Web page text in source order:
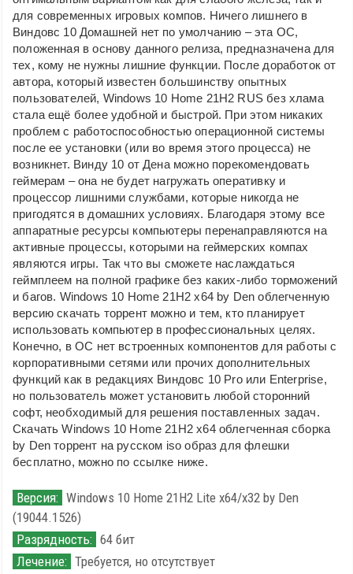
для современных игровых компов. Ничего лишнего в
Виндовс 10 Домашней нет по умолчанию – эта ОС,
положенная в основу данного релиза, предназначена для
тех, кому не нужны лишние функции. После доработок от
автора, который известен большинству опытных
пользователей, Windows 10 Home 21H2 RUS без хлама
стала ещё более удобной и быстрой. При этом никаких
проблем с работоспособностью операционной системы
после ее установки (или во время этого процесса) не
возникнет. Винду 10 от Дена можно порекомендовать
геймерам – она не будет нагружать оперативку и
процессор лишними службами, которые никогда не
пригодятся в домашних условиях. Благодаря этому все
аппаратные ресурсы компьютеры перенаправляются на
активные процессы, которыми на геймерских компах
являются игры. Так что вы сможете наслаждаться
геймплеем на полной графике без каких-либо торможений
и багов. Windows 10 Home 21H2 x64 by Den облегченную
версию скачать торрент можно и тем, кто планирует
использовать компьютер в профессиональных целях.
Конечно, в ОС нет встроенных компонентов для работы с
корпоративными сетями или прочих дополнительных
функций как в редакциях Виндовс 10 Pro или Enterprise,
но пользователь может установить любой сторонний
софт, необходимый для решения поставленных задач.
Скачать Windows 10 Home 21H2 x64 облегченная сборка
by Den торрент на русском iso образ для флешки
бесплатно, можно по ссылке ниже.
Версия: Windows 10 Home 21H2 Lite x64/x32 by Den
(19044.1526)
Разрядность: 64 бит
Лечение: Требуется, но отсутствует